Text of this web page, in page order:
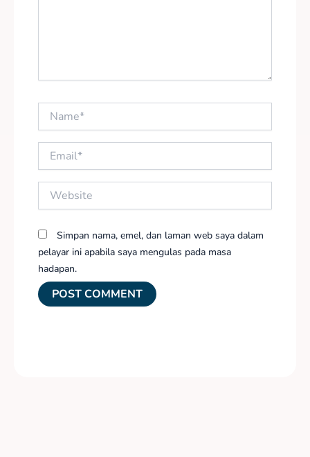
Email*
Website
Simpan nama, emel, dan laman web saya dalam
pelayar ini apabila saya mengulas pada masa
hadapan.